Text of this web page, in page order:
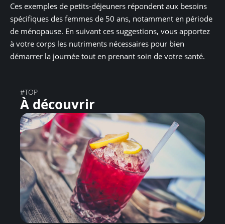
Ces exemples de petits-déjeuners répondent aux besoins
spécifiques des femmes de 50 ans, notamment en période
de ménopause. En suivant ces suggestions, vous apportez
à votre corps les nutriments nécessaires pour bien
démarrer la journée tout en prenant soin de votre santé.
#TOP
À découvrir